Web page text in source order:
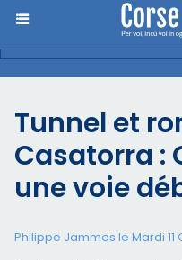
Tunnel et
Casatorra :
une voie
Philippe Jammes le Mardi 11